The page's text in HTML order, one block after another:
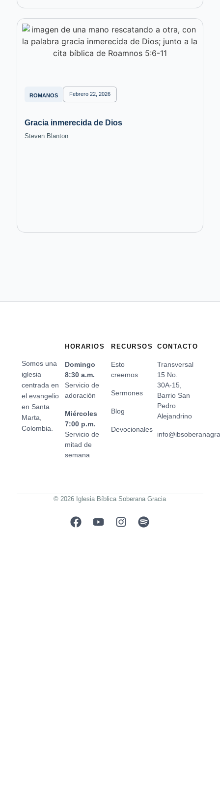
ROMANOS Febrero 22, 2026
Gracia inmerecida de Dios
Steven Blanton
Somos una
iglesia
centrada en
el evangelio
en Santa
Marta,
Colombia.
HORARIOS
Domingo
8:30 a.m.
Servicio de
adoración
Miércoles
7:00 p.m.
Servicio de
mitad de
semana
RECURSOS
Esto
creemos
Sermones
Blog
Devocionales
CONTACTO
Transversal
15 No.
30A-15,
Barrio San
Pedro
Alejandrino
© 2026 Iglesia Bíblica Soberana Gracia